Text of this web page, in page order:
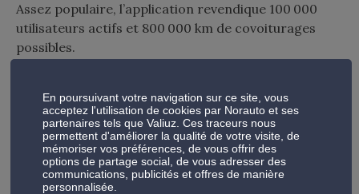
Assez populaire, l’application revendique 100 000
utilisateurs actifs et 800 000 km de covoiturages
possibles.
Le fait que l’application soit centrée sur les trajets
domicile-travail, ce qui permet de trouver
facilement d’autres utilisateurs qui recherchent la
même chose que vous.
En poursuivant votre navigation sur ce site, vous
acceptez l'utilisation de cookies par Norauto et ses
partenaires tels que Valiuz. Ces traceurs nous
permettent d'améliorer la qualité de votre visite, de
mémoriser vos préférences, de vous offrir des
options de partage social, de vous adresser des
communications, publicités et offres de manière
personnalisée.